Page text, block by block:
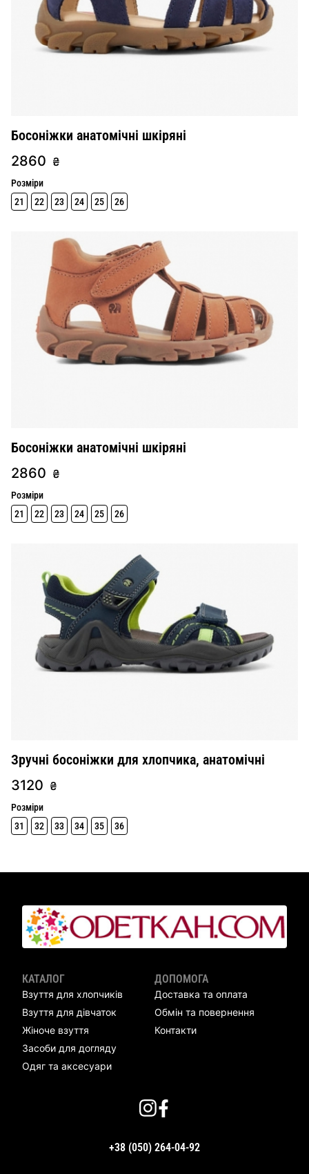
Босоніжки анатомічні шкіряні
2860 ₴
Розміри
21
22 23 24 25 26
Босоніжки анатомічні шкіряні
2860 ₴
Розміри
21
22 23 24 25 26
Зручні босоніжки для хлопчика, анатомічні
3120 ₴
Розміри
31
32 33 34 35 36
КАТАЛОГ
Взуття для хлопчиків
Взуття для дівчаток
Жіноче взуття
Засоби для догляду
Одяг та аксесуари
ДОПОМОГА
Доставка та оплата
Обмін та повернення
Контакти
+38 (050) 264-04-92